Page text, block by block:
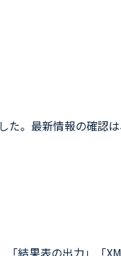
。最新情報の確認
結果表の出力」「